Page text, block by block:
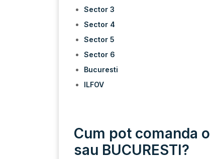
Sector 3
Sector 4
Sector 5
Sector 6
Bucuresti
ILFOV
Cum pot comanda
sau BUCURESTI?